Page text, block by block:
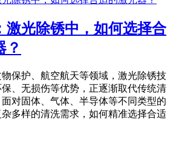
激光除锈中，如何选择合
？
保护、航空航天等领域，激光除锈技
、无损伤等优势，正逐渐取代传统清
对固体、气体、半导体等不同类型的
多样的清洗需求，如何精准选择合适